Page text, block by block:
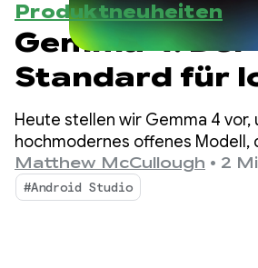
Produktneuheiten
Gemma 4: Der
Standard für
Intelligenz auf
Android
Heute stellen wir Gemma 4 vor,
hochmodernes offenes Modell,
logisches Denken und
entwickelt wurde.
Matthew McCullough • 2
#Android Studio